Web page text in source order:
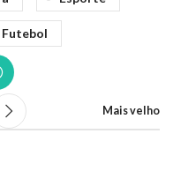
Futebol
Mais velho